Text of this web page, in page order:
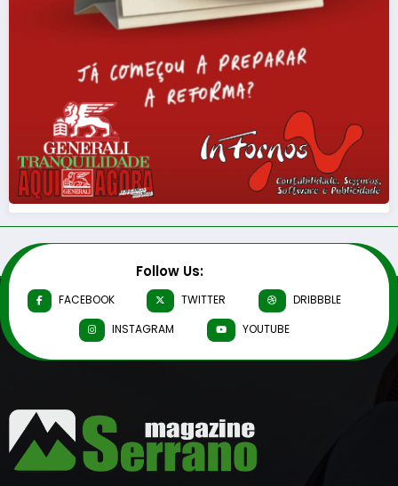
Follow Us:
FACEBOOK TWITTER
DRIBBBLE
INSTAGRAM
YOUTUBE